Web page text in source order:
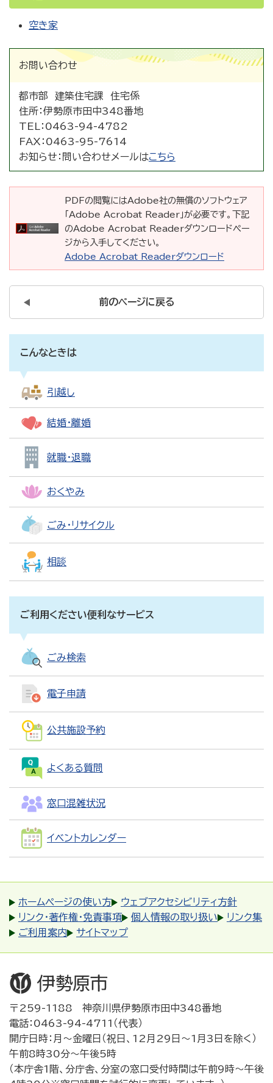
空き家
お問い合わせ
都市部 建築住宅課 住宅係
住所：伊勢原市田中348番地
TEL： 0463-94-4782
FAX： 0463-95-7614
お知らせ： 問い合わせメールはこちら
PDFの閲覧にはAdobe社の無償のソフトウェア
「Adobe Acrobat Reader」が必要です。下記
のAdobe Acrobat Readerダウンロードペー
ジから入手してください。
Adobe Acrobat Readerダウンロード
前のページに戻る
こんなときは
引越し
結婚・離婚
就職・退職
おくやみ
ごみ・リサイクル
相談
ご利用ください便利なサービス
ごみ検索
電子申請
公共施設予約
よくある質問
窓口混雑状況
イベントカレンダー
ホームページの使い方
ウェブアクセシビリティ方針
リンク・著作権・免責事項
個人情報の取り扱い
リンク集
ご利用案内
サイトマップ
〒259-1188 神奈川県伊勢原市田中348番地
電話：0463-94-4711（代表）
開庁日時：月～金曜日（祝日、12月29日～1月3日を除く）
午前8時30分～午後5時
（本庁舎1階、分庁舎、分室の窓口受付時間は午前9時～午後